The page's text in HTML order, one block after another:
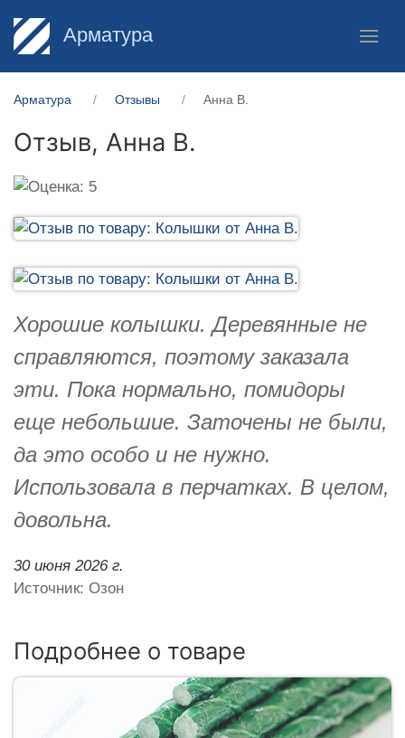
Арматура
Арматура Отзывы Анна В.
Отзыв, Анна В.
Хорошие колышки. Деревянные не
справляются, поэтому заказала
эти. Пока нормально, помидоры
еще небольшие. Заточены не были,
да это особо и не нужно.
Использовала в перчатках. В целом,
довольна.
30 июня 2026 г.
Источник: Озон
Подробнее о товаре